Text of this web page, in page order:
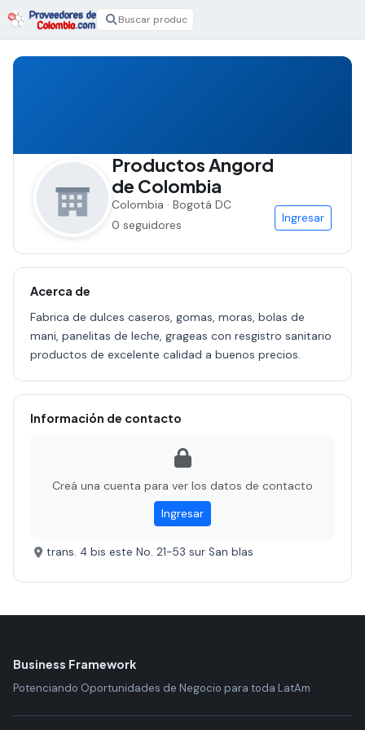
Productos Angord
de Colombia
Colombia · Bogotá DC
0 seguidores
Ingresar
Acerca de
Fabrica de dulces caseros, gomas, moras, bolas de
mani, panelitas de leche, grageas con resgistro sanitario
productos de excelente calidad a buenos precios.
Información de contacto
Creá una cuenta para ver los datos de contacto
Ingresar
trans. 4 bis este No. 21-53 sur San blas
Business Framework
Potenciando Oportunidades de Negocio para toda LatAm